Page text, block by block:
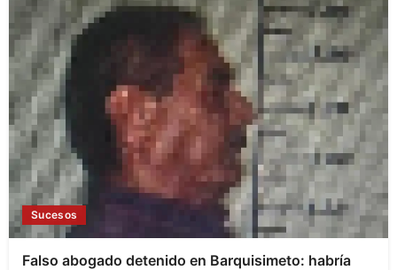
Sucesos
Falso abogado detenido en Barquisimeto: habría